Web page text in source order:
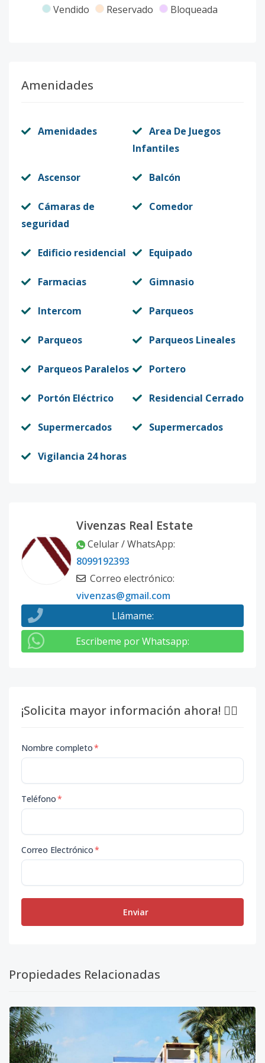
Código 3896-11
Código3896-12
Vendido Reservado Bloqueada
Amenidades
Amenidades
Area De Juegos
Infantiles
Ascensor Balcón
Cámaras de
seguridad
Comedor
Edificio residencial Equipado
Farmacias Gimnasio
Intercom Parqueos
Parqueos Parqueos Lineales
Parqueos Paralelos Portero
Portón Eléctrico Residencial Cerrado
Supermercados Supermercados
Vigilancia 24 horas
Vivenzas Real Estate
Celular / WhatsApp:
8099192393
Correo electrónico:
vivenzas@gmail.com
Llámame:
Escribeme por Whatsapp:
¡Solicita mayor información ahora! 👇🏽
Nombre completo*
Teléfono*
Correo Electrónico*
Enviar
Propiedades Relacionadas